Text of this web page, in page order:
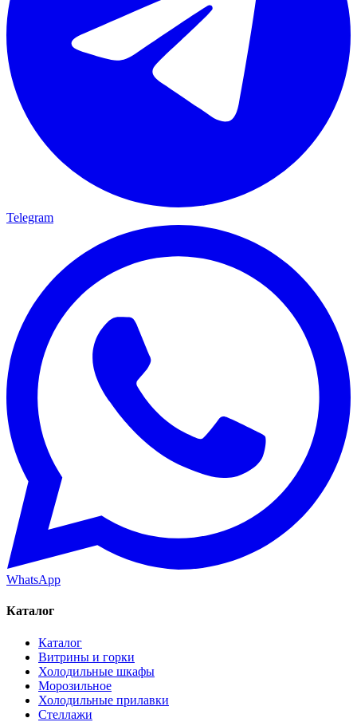
Telegram
WhatsApp
Каталог
Каталог
Витрины и горки
Холодильные шкафы
Морозильное
Холодильные прилавки
Стеллажи